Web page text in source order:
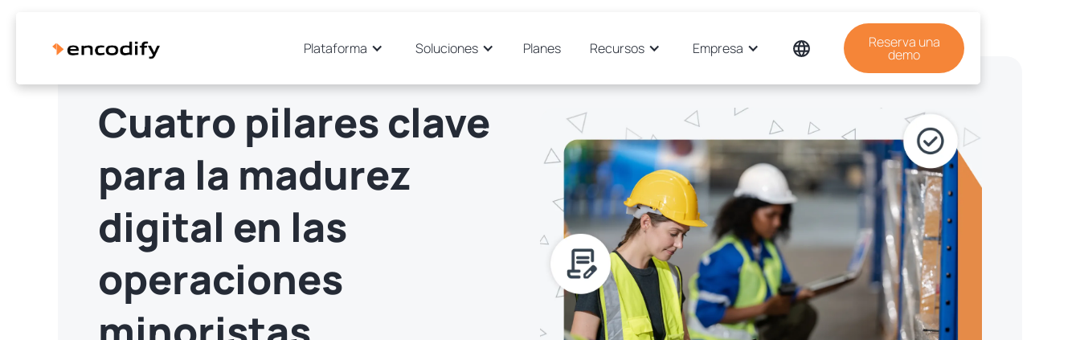
Plataforma Soluciones Planes Recursos Empresa Reserva una
demo
Cuatro pilares clave
para la madurez
digital en las
operaciones